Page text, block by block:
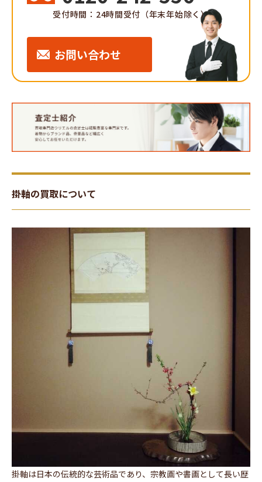
受付時間：24時間受付（年末年始除く）
お問い合わせ
掛軸の買取について
掛軸は日本の伝統的な芸術品であり、宗教画や書画として長い歴